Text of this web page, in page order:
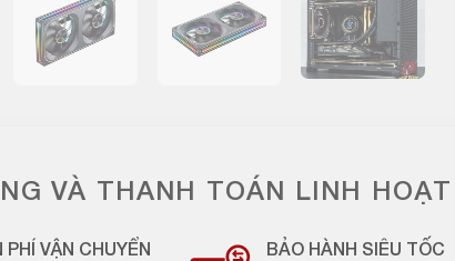
VÀ THANH TOÁN LINH HOẠT
PHÍ VẬN CHUYỂN BẢO HÀNH SIÊU TỐC